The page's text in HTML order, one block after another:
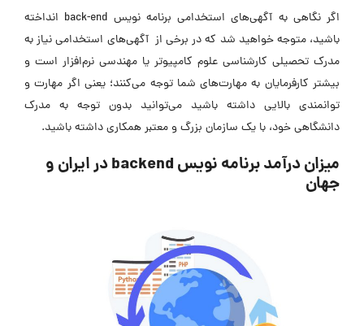
اگر نگاهی به آگهی‌های استخدامی برنامه نویس back-end انداخته
باشید، متوجه خواهید شد که در برخی از آگهی‌های استخدامی نیاز به
مدرک تحصیلی کارشناسی علوم کامپیوتر یا مهندسی نرم‌افزار است و
بیشتر کارفرمایان به مهارت‌های شما توجه می‌کنند؛ یعنی اگر مهارت و
توانمندی بالایی داشته باشید می‌توانید بدون توجه به مدرک
دانشگاهی خود، با یک سازمان بزرگ و معتبر همکاری داشته باشید.
میزان درآمد برنامه نویس backend در ایران و
جهان